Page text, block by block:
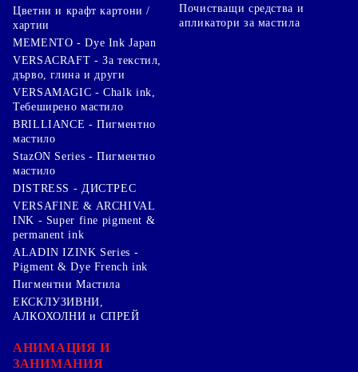
Цветни и крафт картони /
хартии
Почистващи средства и
апликатори за мастила
MEMENTO - Dye Ink Japan
VERSACRAFT - За текстил,
дърво, глина и други
VERSAMAGIC - Chalk ink,
Тебеширено мастило
BRILLIANCE - Пигментно
мастило
StazON Series - Пигментно
мастило
DISTRESS - ДИСТРЕС
VERSAFINE & ARCHIVAL
INK - Super fine pigment &
permanent ink
ALADIN IZINK Series -
Pigment & Dye French ink
Пигментни Мастила
ЕКСКЛУЗИВНИ,
АЛКОХОЛНИ и СПРЕЙ
АНИМАЦИЯ И
ЗАНИМАНИЯ